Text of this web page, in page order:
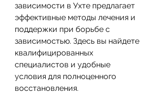
зависимости в Ухте предлагает
эффективные методы лечения и
поддержки при борьбе с
зависимостью. Здесь вы найдете
квалифицированных
специалистов и удобные
условия для полноценного
восстановления.